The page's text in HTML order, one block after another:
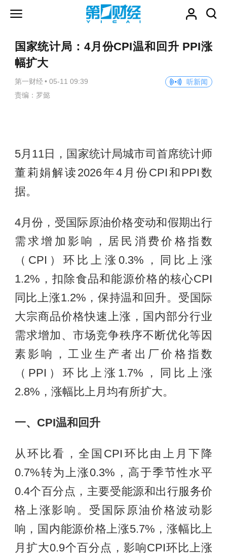
国家统计局：4月份CPI温和回升 PPI涨
幅扩大
第一财经 • 05-11 09:39
听新闻
责编：罗懿
5月11日，国家统计局城市司首席统计师
董莉娟解读2026年4月份CPI和PPI数
据。
4月份，受国际原油价格变动和假期出行
需求增加影响，居民消费价格指数
（CPI）环比上涨0.3%，同比上涨
1.2%，扣除食品和能源价格的核心CPI
同比上涨1.2%，保持温和回升。受国际
大宗商品价格快速上涨，国内部分行业
需求增加、市场竞争秩序不断优化等因
素影响，工业生产者出厂价格指数
（PPI）环比上涨1.7%，同比上涨
2.8%，涨幅比上月均有所扩大。
一、CPI温和回升
从环比看，全国CPI环比由上月下降
0.7%转为上涨0.3%，高于季节性水平
0.4个百分点，主要受能源和出行服务价
格上涨影响。受国际原油价格波动影
响，国内能源价格上涨5.7%，涨幅比上
月扩大0.9个百分点，影响CPI环比上涨